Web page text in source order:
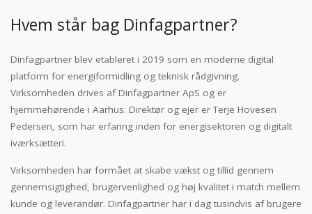
Hvem står bag Dinfagpartner?
Dinfagpartner blev etableret i 2019 som en moderne digital
platform for energiformidling og teknisk rådgivning.
Virksomheden drives af Dinfagpartner ApS og er
hjemmehørende i Aarhus. Direktør og ejer er Terje Hovesen
Pedersen, som har erfaring inden for energisektoren og digitalt
iværksætteri.
Virksomheden har formået at skabe vækst og tillid gennem
gennemsigtighed, brugervenlighed og høj kvalitet i match mellem
kunde og leverandør. Dinfagpartner har i dag tusindvis af brugere